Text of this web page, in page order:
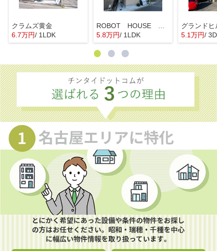
クラムズ黄金
6.7万円/ 1LDK
ROBOT HOUSE 名古屋南
5.8万円/ 1LDK 5.1万円/